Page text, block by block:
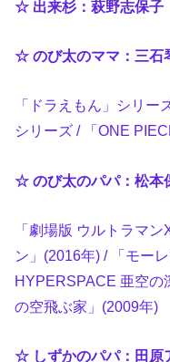
☆ 出来杉：萩野志保子
☆ のび太のママ：三石
「ドラえもん」シリー
シリーズ / 「ONE
☆ のび太のパパ：松本
「劇場版 ウルトラマ
ン」(2016年) / 「モー
HYPERSPACE 亜空の
の空飛ぶ家」(2009年)
☆ しずかのパパ：田原